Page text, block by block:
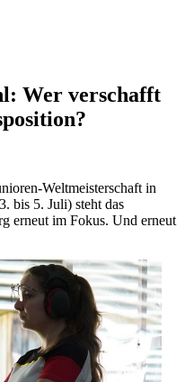
Wer verschafft
Weltmeisterschaft in
bis 5. Juli) steht das
erneut im Fokus. Und erneut